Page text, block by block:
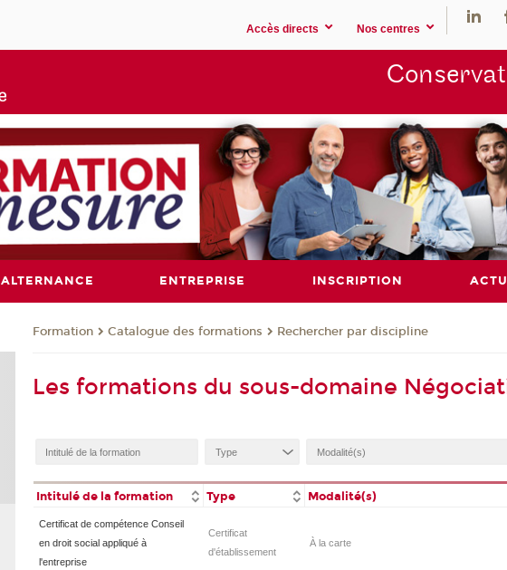
Accès directs Nos centres
ALTERNANCE ENTREPRISE INSCRIPTION
Formation Catalogue des formations Rechercher par discipline
Les formations du sous-domaine
Intitulé de la formation Type Modalité(s)
Certificat de compétence Conseil
en droit social appliqué à
l'entreprise
Certificat
d'établissement
À la carte